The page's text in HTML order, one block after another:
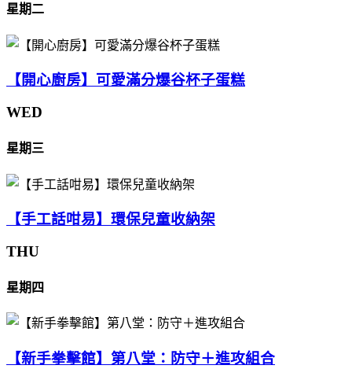
星期二
【開心廚房】可愛滿分爆谷杯子蛋糕
WED
星期三
【手工話咁易】環保兒童收納架
THU
星期四
【新手拳擊館】第八堂：防守＋進攻組合